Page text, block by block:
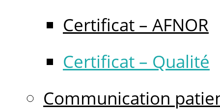
Certificat – AFNOR
Certificat – Qualité
Communication